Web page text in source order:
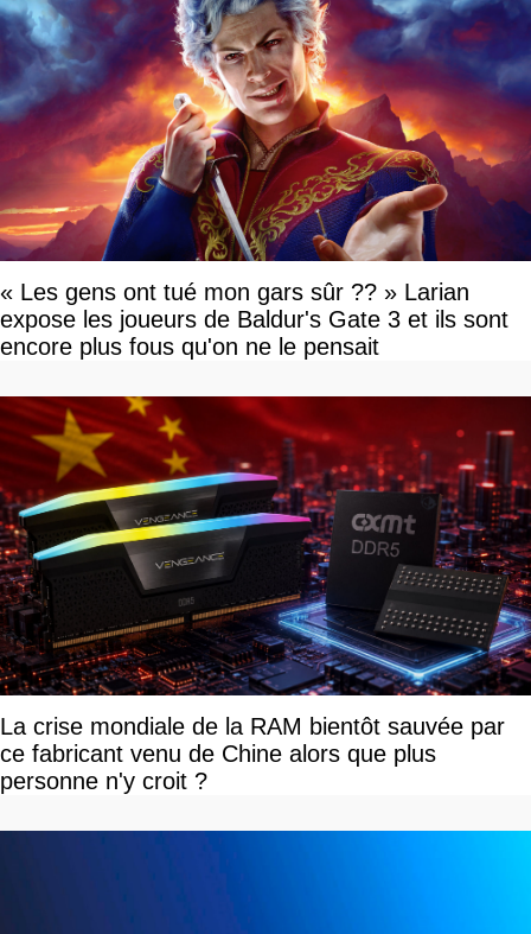
« Les gens ont tué mon gars sûr ?? » Larian
expose les joueurs de Baldur's Gate 3 et ils sont
encore plus fous qu'on ne le pensait
La crise mondiale de la RAM bientôt sauvée par
ce fabricant venu de Chine alors que plus
personne n'y croit ?